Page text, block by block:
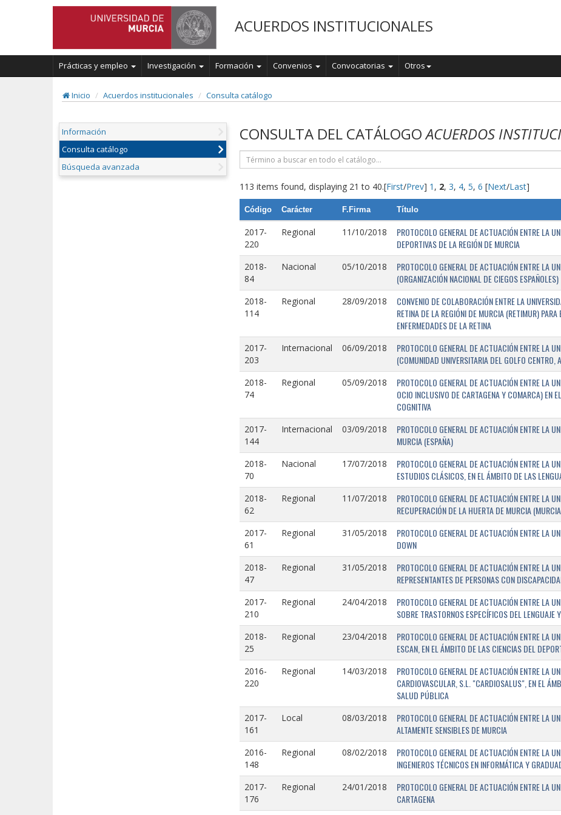
ACUERDOS INSTITUCIONALES
Prácticas y empleo Investigación Formación Convenios Convocatorias Otros
Inicio Acuerdos institucionales Consulta catálogo
Información
Consulta catálogo
Búsqueda avanzada
CONSULTA DEL CATÁLOGOACUERDOS
113 items found, displaying 21 to 40.[First/Prev] 1 , 2, 3, 4, 5, 6 [Next/Last]
Código Carácter F.Firma Título
2017-
220
Regional 11/10/2018
PROTOCOLO GENERAL DE ACTUACIÓN ENTRE LA
DEPORTIVAS DE LA REGIÓN DE MURCIA
2018-
84
Nacional 05/10/2018
PROTOCOLO GENERAL DE ACTUACIÓN ENTRE LA
(ORGANIZACIÓN NACIONAL DE CIEGOS ESPAÑOLES)
2018-
114
Regional 28/09/2018
CONVENIO DE COLABORACIÓN ENTRE LA
RETINA DE LA REGIÓNI DE MURCIA (RETIMUR)
ENFERMEDADES DE LA RETINA
2017-
203
Internacional 06/09/2018
PROTOCOLO GENERAL DE ACTUACIÓN ENTRE LA
(COMUNIDAD UNIVERSITARIA DEL GOLFO
2018-
74
Regional 05/09/2018
PROTOCOLO GENERAL DE ACTUACIÓN ENTRE LA
OCIO INCLUSIVO DE CARTAGENA Y COMARCA) EN
COGNITIVA
2017-
144
Internacional 03/09/2018
PROTOCOLO GENERAL DE ACTUACIÓN ENTRE LA
MURCIA (ESPAÑA)
2018-
70
Nacional 17/07/2018
PROTOCOLO GENERAL DE ACTUACIÓN ENTRE LA
ESTUDIOS CLÁSICOS, EN EL ÁMBITO DE LAS
2018-
62
Regional 11/07/2018
PROTOCOLO GENERAL DE ACTUACIÓN ENTRE LA
RECUPERACIÓN DE LA HUERTA DE MURCIA
2017-
61
Regional 31/05/2018
PROTOCOLO GENERAL DE ACTUACIÓN ENTRE LA
DOWN
2018-
47
Regional 31/05/2018
PROTOCOLO GENERAL DE ACTUACIÓN ENTRE LA
REPRESENTANTES DE PERSONAS CON
2017-
210
Regional 24/04/2018
PROTOCOLO GENERAL DE ACTUACIÓN ENTRE LA
SOBRE TRASTORNOS ESPECÍFICOS DEL
2018-
25
Regional 23/04/2018
PROTOCOLO GENERAL DE ACTUACIÓN ENTRE LA
ESCAN, EN EL ÁMBITO DE LAS CIENCIAS DEL
2016-
220
Regional 14/03/2018
PROTOCOLO GENERAL DE ACTUACIÓN ENTRE LA
CARDIOVASCULAR, S.L. "CARDIOSALUS", EN EL
SALUD PÚBLICA
2017-
161
Local 08/03/2018
PROTOCOLO GENERAL DE ACTUACIÓN ENTRE LA
ALTAMENTE SENSIBLES DE MURCIA
2016-
148
Regional 08/02/2018
PROTOCOLO GENERAL DE ACTUACIÓN ENTRE LA
INGENIEROS TÉCNICOS EN INFORMÁTICA Y
2017-
176
Regional 24/01/2018
PROTOCOLO GENERAL DE ACTUACIÓN ENTRE LA
CARTAGENA